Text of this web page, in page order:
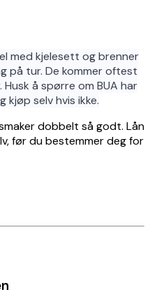
med kjelesett og brenner
på tur. De kommer oftest
å spørre om BUA har
kjøp selv hvis ikke.
dobbelt så godt. Lån
før du bestemmer deg for